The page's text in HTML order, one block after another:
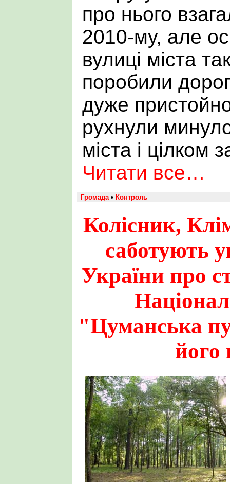
про нього
2010-му, але
вулиці міста
поробили
дуже
рухнули
міста і цілком
Читати все…
Громада • Контроль
Колісник,
саботують
України про
"Цуманська
його